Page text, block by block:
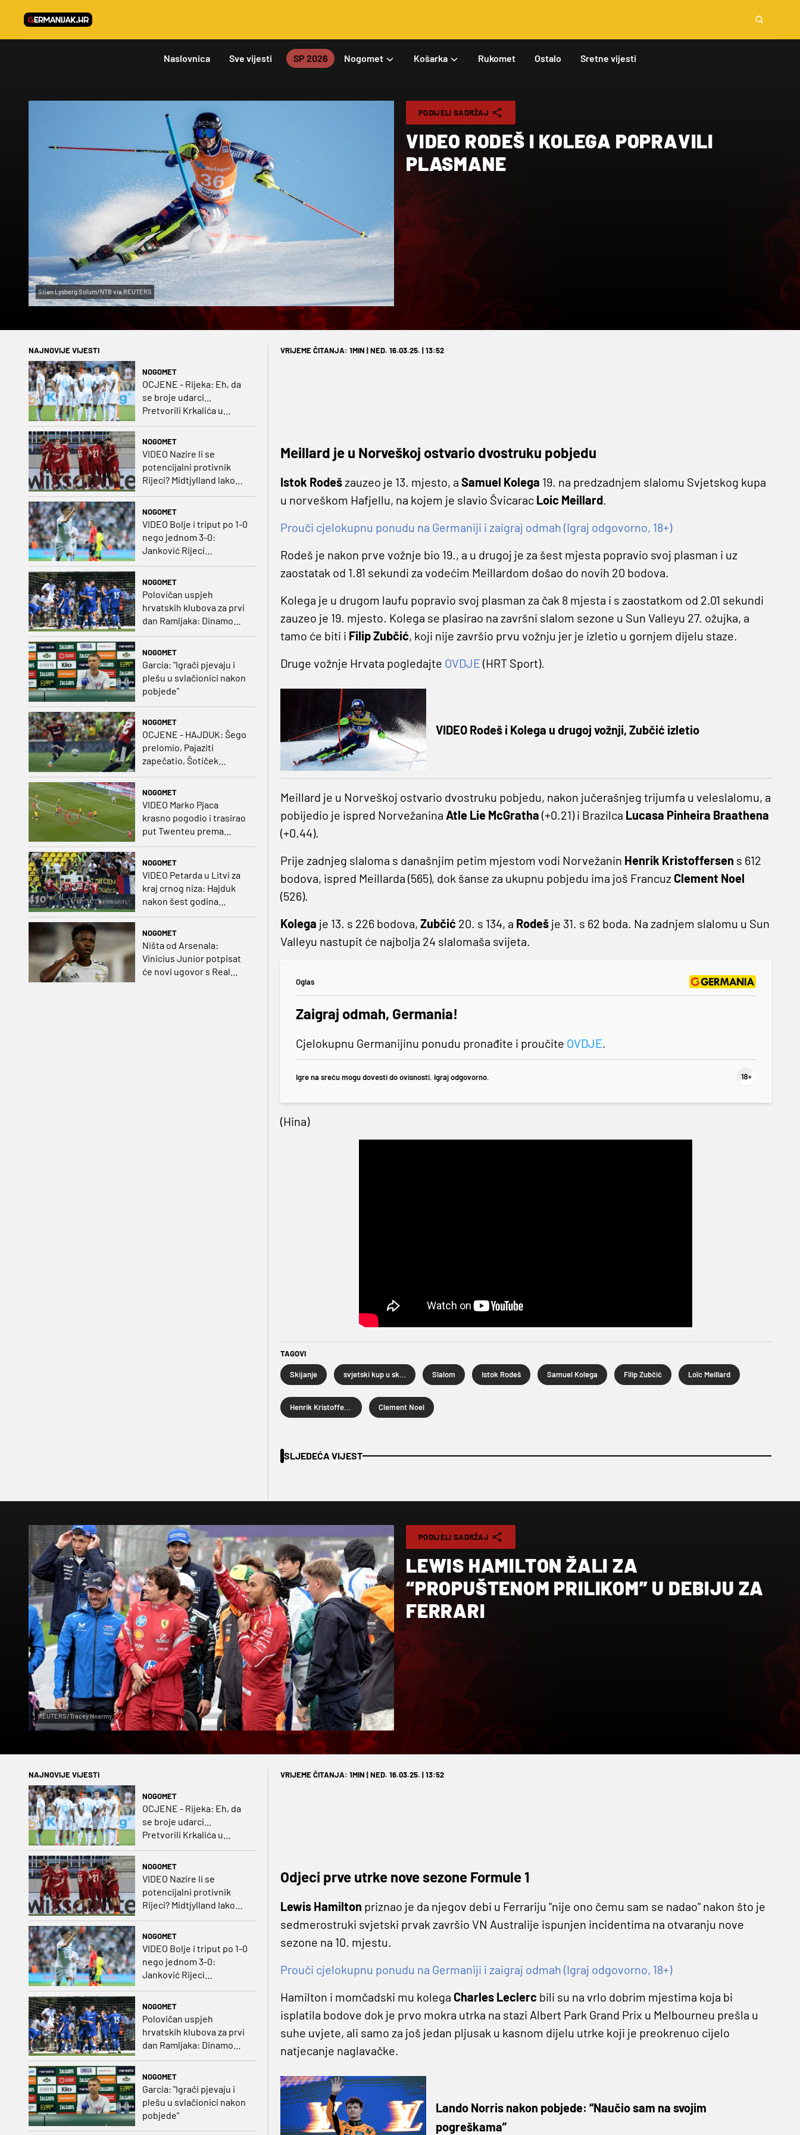
Naslovnica Sve vijesti SP 2026 Nogomet Košarka Rukomet Ostalo Sretne vijesti
Stian Lysberg Solum/NTB via REUTERS
PODIJELI SADRŽAJ
VIDEO RODEŠ I KOLEGA POPRAVILI
PLASMANE
NAJNOVIJE VIJESTI
NOGOMET
OCJENE - Rijeka: Eh, da
se broje udarci...
Pretvorili Krkalića u
NOGOMET
VIDEO Nazire li se
potencijalni protivnik
Rijeci? Midtjylland lako
NOGOMET
VIDEO Bolje i triput po 1-0
nego jednom 3-0:
Janković Rijeci
projektilom donio slavlje
protivnika
NOGOMET
Polovičan uspjeh
hrvatskih klubova za prvi
dan Ramljaka: Dinamo
poražen od Juventusa,
NOGOMET
Garcia: "Igrači pjevaju i
plešu u svlačionici nakon
pobjede"
NOGOMET
OCJENE - HAJDUK: Šego
prelomio, Pajaziti
zapečatio, Šotiček
NOGOMET
VIDEO Marko Pjaca
krasno pogodio i trasirao
put Twenteu prema
važnoj pobjedi
NOGOMET
VIDEO Petarda u Litvi za
kraj crnog niza: Hajduk
nakon šest godina
NOGOMET
Ništa od Arsenala:
Vinicius Junior potpisat
će novi ugovor s Real
VRIJEME ČITANJA: 1MIN | NED. 16.03.25. | 13:52
Meillard je u Norveškoj ostvario dvostruku pobjedu
Istok Rodešzauzeo je 13. mjesto, a Samuel Kolega 19. na predzadnjem slalomu Svjetskog kupa
u norveškom Hafjellu, na kojem je slavio Švicarac Loic Meillard.
Prouči cjelokupnu ponudu na Germaniji i zaigraj odmah (Igraj odgovorno, 18+)
Rodeš je nakon prve vožnje bio 19., a u drugoj je za šest mjesta popravio svoj plasman i uz
zaostatak od 1.81 sekundi za vodećim Meillardom došao do novih 20 bodova.
Kolega je u drugom laufu popravio svoj plasman za čak 8 mjesta i s zaostatkom od 2.01 sekundi
zauzeo je 19. mjesto. Kolega se plasirao na završni slalom sezone u Sun Valleyu 27. ožujka, a
tamo će biti i Filip Zubčić, koji nije završio prvu vožnju jer je izletio u gornjem dijelu staze.
Druge vožnje Hrvata pogledajte OVDJE (HRT Sport).
VIDEO Rodeš i Kolega u drugoj vožnji, Zubčić izletio
Meillard je u Norveškoj ostvario dvostruku pobjedu, nakon jučerašnjeg trijumfa u veleslalomu, a
pobijedio je ispred Norvežanina Atle Lie McGratha (+0.21) i Brazilca Lucasa Pinheira Braathena
(+0.44).
Prije zadnjeg slaloma s današnjim petim mjestom vodi Norvežanin Henrik Kristoffersen s 612
bodova, ispred Meillarda (565), dok šanse za ukupnu pobjedu ima još Francuz Clement Noel
(526).
Kolega je 13. s 226 bodova, Zubčić 20. s 134, a Rodeš je 31. s 62 boda. Na zadnjem slalomu u Sun
Valleyu nastupit će najbolja 24 slalomaša svijeta.
Oglas
Zaigraj odmah, Germania!
Cjelokupnu Germanijinu ponudu pronađite i proučite OVDJE.
Igre na sreću mogu dovesti do ovisnosti. Igraj odgovorno.
(Hina)
TAGOVI
Skijanje svjetski kup u skijanju Slalom Istok Rodeš Samuel Kolega Filip Zubčić Loïc Meillard
Henrik Kristoffersen Clement Noel
SLJEDEĆA VIJEST
REUTERS/Tracey Nearmy
PODIJELI SADRŽAJ
LEWIS HAMILTON ŽALI ZA
“PROPUŠTENOM PRILIKOM” U DEBIJU ZA
FERRARI
NAJNOVIJE VIJESTI
NOGOMET
OCJENE - Rijeka: Eh, da
se broje udarci...
Pretvorili Krkalića u
junaka, a izlet na uzvrat u
NOGOMET
VIDEO Nazire li se
potencijalni protivnik
Rijeci? Midtjylland lako
NOGOMET
VIDEO Bolje i triput po 1-0
nego jednom 3-0:
Janković Rijeci
protivnika
NOGOMET
Polovičan uspjeh
hrvatskih klubova za prvi
dan Ramljaka: Dinamo
poražen od Juventusa,
NOGOMET
Garcia: "Igrači pjevaju i
plešu u svlačionici nakon
pobjede"
VRIJEME ČITANJA: 1MIN | NED. 16.03.25. | 13:52
Odjeci prve utrke nove sezone Formule 1
Lewis Hamilton priznao je da njegov debi u Ferrariju "nije ono čemu sam se nadao" nakon što je
sedmerostruki svjetski prvak završio VN Australije ispunjen incidentima na otvaranju nove
sezone na 10. mjestu.
Prouči cjelokupnu ponudu na Germaniji i zaigraj odmah (Igraj odgovorno, 18+)
Hamilton i momčadski mu kolega Charles Leclerc bili su na vrlo dobrim mjestima koja bi
isplatila bodove dok je prvo mokra utrka na stazi Albert Park Grand Prix u Melbourneu prešla u
suhe uvjete, ali samo za još jedan pljusak u kasnom dijelu utrke koji je preokrenuo cijelo
natjecanje naglavačke.
Lando Norris nakon pobjede: “Naučio sam na svojim
pogreškama”